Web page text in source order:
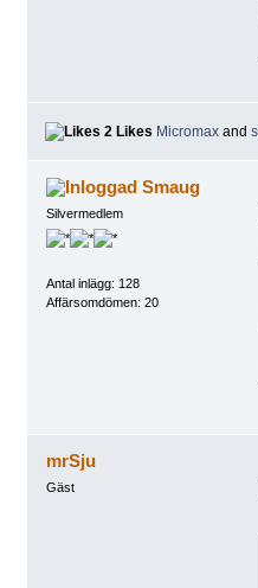
2 Likes Micromaxand
Smaug
Silvermedlem
Antal inlägg: 128
Affärsomdömen: 20
mrSju
Gäst